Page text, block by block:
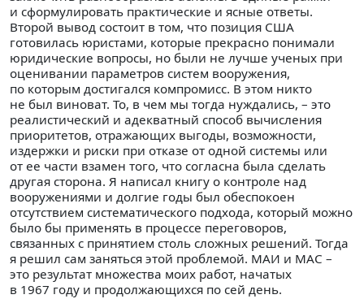
и сформулировать практические и ясные ответы.
Второй вывод состоит в том, что позиция США
готовилась юристами, которые прекрасно понимали
юридические вопросы, но были не лучше ученых при
оценивании параметров систем вооружения,
по которым достигался компромисс. В этом никто
не был виноват. То, в чем мы тогда нуждались, – это
реалистический и адекватный способ вычисления
приоритетов, отражающих выгоды, возможности,
издержки и риски при отказе от одной системы или
от ее части взамен того, что согласна была сделать
другая сторона. Я написал книгу о контроле над
вооружениями и долгие годы был обеспокоен
отсутствием систематического подхода, который можно
было бы применять в процессе переговоров,
связанных с принятием столь сложных решений. Тогда
я решил сам заняться этой проблемой. МАИ и МАС –
это результат множества моих работ, начатых
в 1967 году и продолжающихся по сей день.